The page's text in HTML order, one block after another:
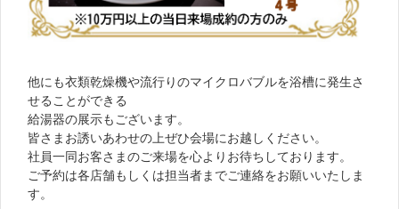
他にも衣類乾燥機や流行りのマイクロバブルを浴槽に発生さ
せることができる
給湯器の展示もございます。
皆さまお誘いあわせの上ぜひ会場にお越しください。
社員一同お客さまのご来場を心よりお待ちしております。
ご予約は各店舗もしくは担当者までご連絡をお願いいたしま
す。